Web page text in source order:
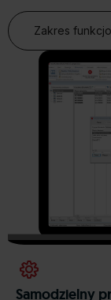
Zakres
Samodzielny